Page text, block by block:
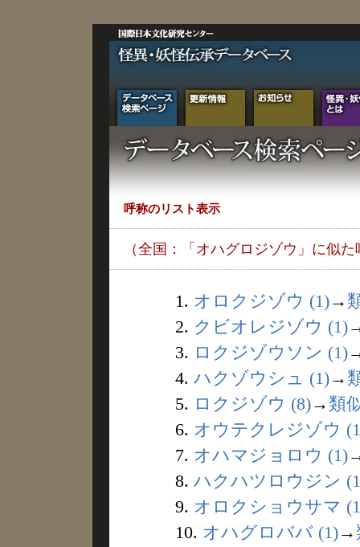
呼称のリスト表示
（全国：「オハグロジゾウ」に似た
1. オロクジゾウ (1)→
2. クビオレジゾウ (1)
3. ロクジゾウソン (1)
4. ハクゾウシュ (1)→
5. ロクジゾウ (8)→ 類
6. オウテクレジゾウ
7. オハマジョロウ (1)
8. ハクハツロウジン
9. オロクショウサマ
10. オハグロババ (1)→